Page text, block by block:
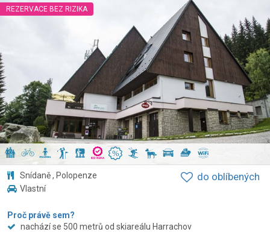
REZERVACE BEZ RIZIKA
Snídaně , Polopenze
Vlastní
Proč právě sem?
nachází se 500 metrů od skiareálu Harrachov
do oblíbených